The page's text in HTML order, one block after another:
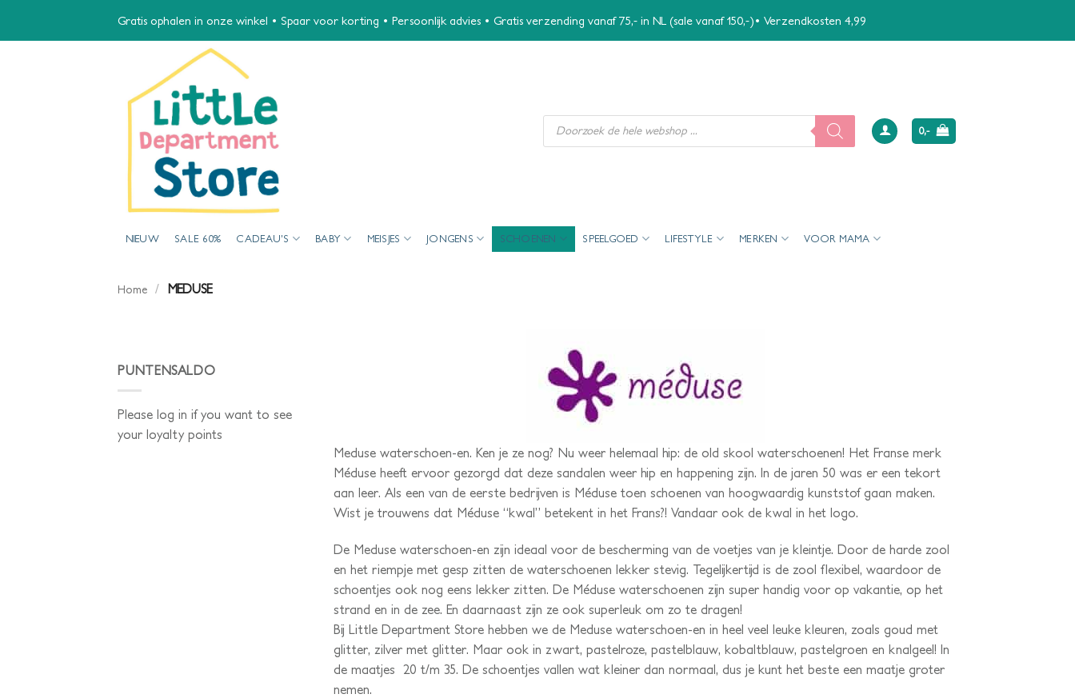
Gratis ophalen in onze winkel • Spaar voor korting • Persoonlijk advies • Gratis verzending vanaf 75,- in NL (sale vanaf 150,-)• Verzendkosten 4,99
Producten
zoeken
0,-
NIEUW SALE 60% CADEAU’S BABY MEISJES JONGENS SCHOENEN SPEELGOED LIFESTYLE MERKEN VOOR MAMA
Home / MEDUSE
PUNTENSALDO
Please log in if you want to see
your loyalty points
Meduse waterschoen-en. Ken je ze nog? Nu weer helemaal hip: de old skool waterschoenen! Het Franse merk
Méduse heeft ervoor gezorgd dat deze sandalen weer hip en happening zijn. In de jaren 50 was er een tekort
aan leer. Als een van de eerste bedrijven is Méduse toen schoenen van hoogwaardig kunststof gaan maken.
Wist je trouwens dat Méduse “kwal” betekent in het Frans?! Vandaar ook de kwal in het logo.
De Meduse waterschoen-en zijn ideaal voor de bescherming van de voetjes van je kleintje. Door de harde zool
en het riempje met gesp zitten de waterschoenen lekker stevig. Tegelijkertijd is de zool flexibel, waardoor de
schoentjes ook nog eens lekker zitten. De Méduse waterschoenen zijn super handig voor op vakantie, op het
strand en in de zee. En daarnaast zijn ze ook superleuk om zo te dragen!
Bij Little Department Store hebben we de Meduse waterschoen-en in heel veel leuke kleuren, zoals goud met
glitter, zilver met glitter. Maar ook in zwart, pastelroze, pastelblauw, kobaltblauw, pastelgroen en knalgeel! In
de maatjes 20 t/m 35. De schoentjes vallen wat kleiner dan normaal, dus je kunt het beste een maatje groter
nemen.